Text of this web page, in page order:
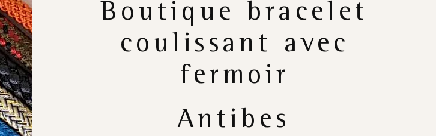
Boutique bracelet
coulissant avec
fermoir
Antibes